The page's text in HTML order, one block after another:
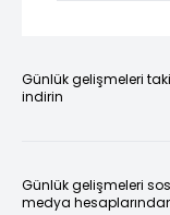
Günlük gelişmeleri
indirin
Günlük gelişmeleri
medya